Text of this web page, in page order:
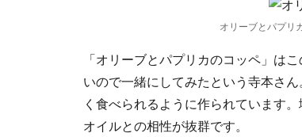
オリーブとパプリ
「オリーブとパプリカのコッペ」は
いので一緒にしてみたという寺本さ
く食べられるように作られています
オイルとの相性が抜群です。